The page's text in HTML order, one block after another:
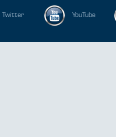
Twitter YouTube